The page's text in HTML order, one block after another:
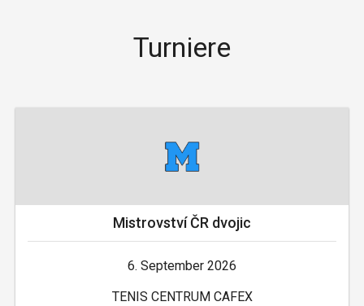
Turniere
Mistrovství ČR dvojic
6. September 2026
TENIS CENTRUM CAFEX